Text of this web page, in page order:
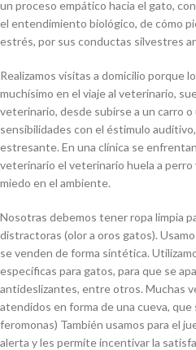
un proceso empático hacia el gato,
el entendimiento biológico, de cómo
estrés, por sus conductas silvestres
Realizamos visitas a domicilio porque
muchísimo en el viaje al veterinario,
veterinario, desde subirse a un carro
sensibilidades con el éstimulo
estresante. En una clínica se
veterinario el veterinario huela a
miedo en el ambiente.
Nosotras debemos tener ropa limpia
distractoras (olor a oros gatos).
se venden de forma sintética.
específicas para gatos, para que se
antideslizantes, entre otros. Muchas
atendidos en forma de una cueva, que
feromonas) También usamos para el
alerta y les permite incentivar la